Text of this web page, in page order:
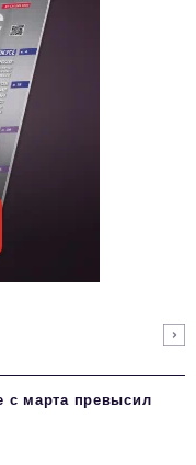
с марта превысил